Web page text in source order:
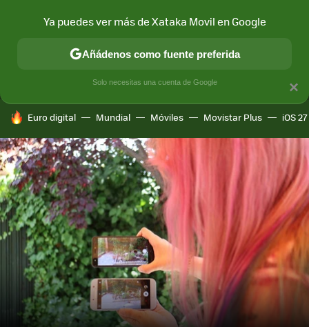
MÓVIL Y SOCIEDAD APLICACIONES
HOY SE HABLA DE
Euro digital Mundial Móviles Movistar Plus iOS 27
×
Ya puedes ver más de Xataka Movil en Google
Añádenos como fuente preferida
Solo necesitas una cuenta de Google